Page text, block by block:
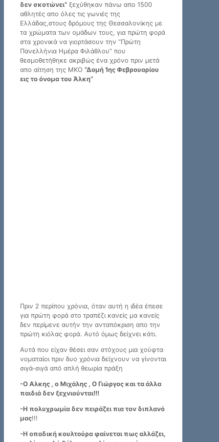
δεν σκοτώνει” ξεχύθηκαν πάνω απο 1500
αθλητές απο όλες τις γωνιές της
Ελλάδας,στους δρόμους της Θεσσαλονίκης με
τα χρώματα των ομάδων τους, για πρώτη φορά
στα χρονικά να γιορτάσουν την “Πρώτη
Πανελλήνια Ημέρα Φιλάθλου” που
θεσμοθετήθηκε ακριβώς ένα χρόνο πριν μετά
απο αίτηση της ΜΚΟ “Δομή 1ης Φεβρουαρίου
εις το όνομα του Άλκη”
Πριν 2 περίπου χρόνια, όταν αυτή η ιδέα έπεσε
για πρώτη φορά στο τραπέζι κανείς μα κανείς
δεν περίμενε αυτήν την ανταπόκριση απο την
πρώτη κιόλας φορά. Αυτό όμως δείχνει κάτι.
Αυτά που είχαν θέσει σαν στόχους μια χούφτα
νοματαίοι πριν δυο χρόνια δείχνουν να γίνονται
σιγά-σιγά από απλή θεωρία πράξη
-Ο Αλκης , ο Μιχάλης , Ο Γιώργος και τα άλλα
παιδιά δεν ξεχνιούνται!!!
-Η πολυχρωμία δεν πειράζει πια τον διπλανό
μας!!!
-Η οπαδική κουλτούρα φαίνεται πως αλλάζει,